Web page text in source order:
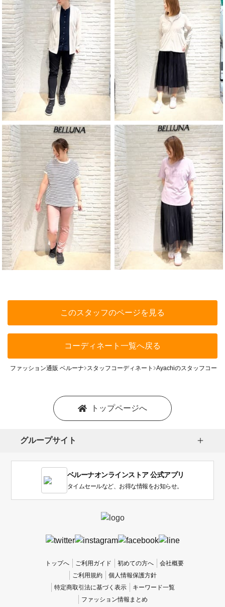
このスタッフのページを見る
コーディネート一覧へ戻る
ファッション通販 ベルーナ スタッフコーディネート Ayachiのスタッフコーデ
トップページへ
グループサイト
ベルーナオンラインストア 公式アプリ
タイムセールなど、お得な情報をお知らせ。
トップへ ご利用ガイド 初めての方へ
会社概要
ご利用規約
個人情報保護方針
特定商取引法に基づく表示
キーワード一覧
ファッション情報まとめ